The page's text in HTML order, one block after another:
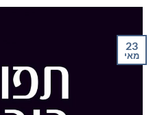
23
מאי